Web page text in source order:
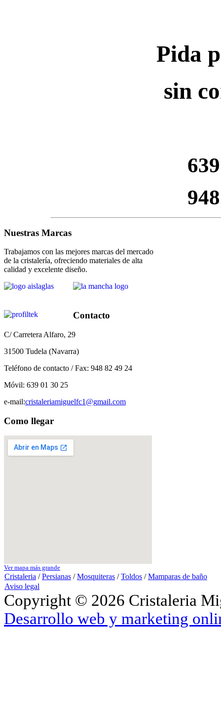
Pida
sin
Nuestras Marcas
Trabajamos con las mejores marcas del mercado
de la cristalería, ofreciendo materiales de alta
calidad y excelente diseño.
Contacto
C/ Carretera Alfaro, 29
31500 Tudela (Navarra)
Teléfono de contacto / Fax: 948 82 49 24
Móvil: 639 01 30 25
e-mail:cristaleriamiguelfc1@gmail.com
Como llegar
Ver mapa más grande
Cristaleria /Persianas /Mosquiteras /Toldos /Mamparas de baño
Aviso legal
Copyright © 2026 Cristaleria
Desarrollo web y marketing